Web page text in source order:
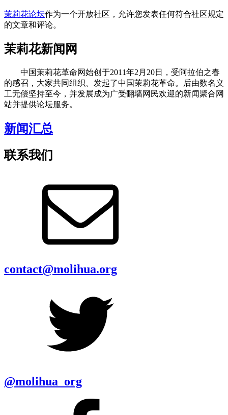
茉莉花论坛作为一个开放社区，允许您发表任何符合社区规定
的文章和评论。
茉莉花新闻网
中国茉莉花革命网始创于2011年2月20日，受阿拉伯之春
的感召，大家共同组织、发起了中国茉莉花革命。后由数名义
工无偿坚持至今，并发展成为广受翻墙网民欢迎的新闻聚合网
站并提供论坛服务。
新闻汇总
联系我们
contact@molihua.org
@molihua_org